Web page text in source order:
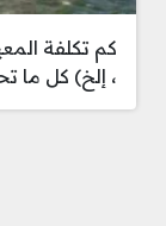
كم تكلفة
، إلخ) كل ما